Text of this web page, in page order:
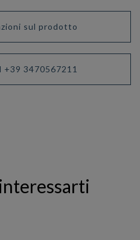
sul prodotto
3470567211